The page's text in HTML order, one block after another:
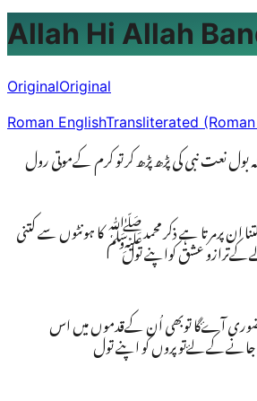
Allah Hi Allah
OriginalOriginal
Roman EnglishTransliterated
بول نعت نبی کی پڑھ پڑھ کرتو کرم کےموتی رول
ان پرمرتا ہے ذکر محمدﷺ کا ہونٹوں سے کتنی
عشق کواپنے تول
آۓگا توبھی اُن کےقدموں میں اس
پروں کو اپنے تول